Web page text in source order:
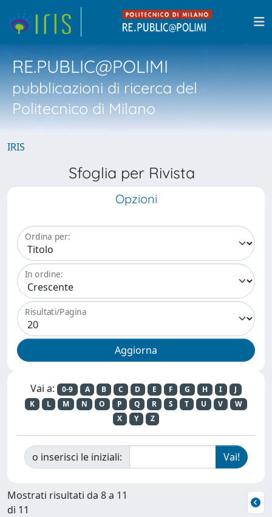
RE.PUBLIC@POLIMI
pubblicazioni di ricerca del
Politecnico di Milano
IRIS
Sfoglia per Rivista
Opzioni
Ordina per:
In ordine:
Risultati/Pagina
Vai a: 0-9 A B C D E F G H I
J
K
L M N O P Q R S T U V
W
X
Y Z
o inserisci le iniziali:
Mostrati risultati da 8 a 11
di 11